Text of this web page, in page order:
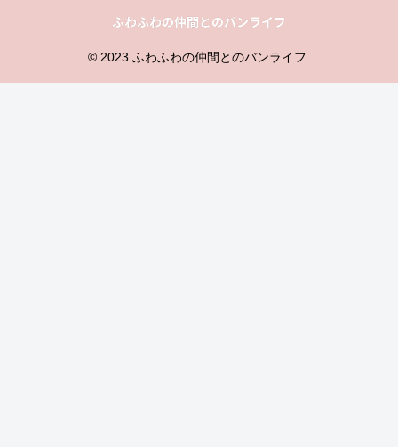
© 2023 ふわふわの仲間とのバンライフ.